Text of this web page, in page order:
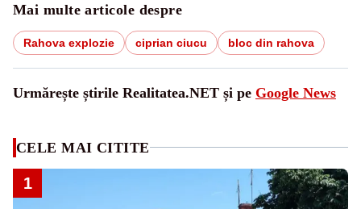
Mai multe articole despre
Rahova explozie ciprian ciucu bloc din rahova
Urmărește știrile Realitatea.NET și pe Google News
CELE MAI CITITE
1